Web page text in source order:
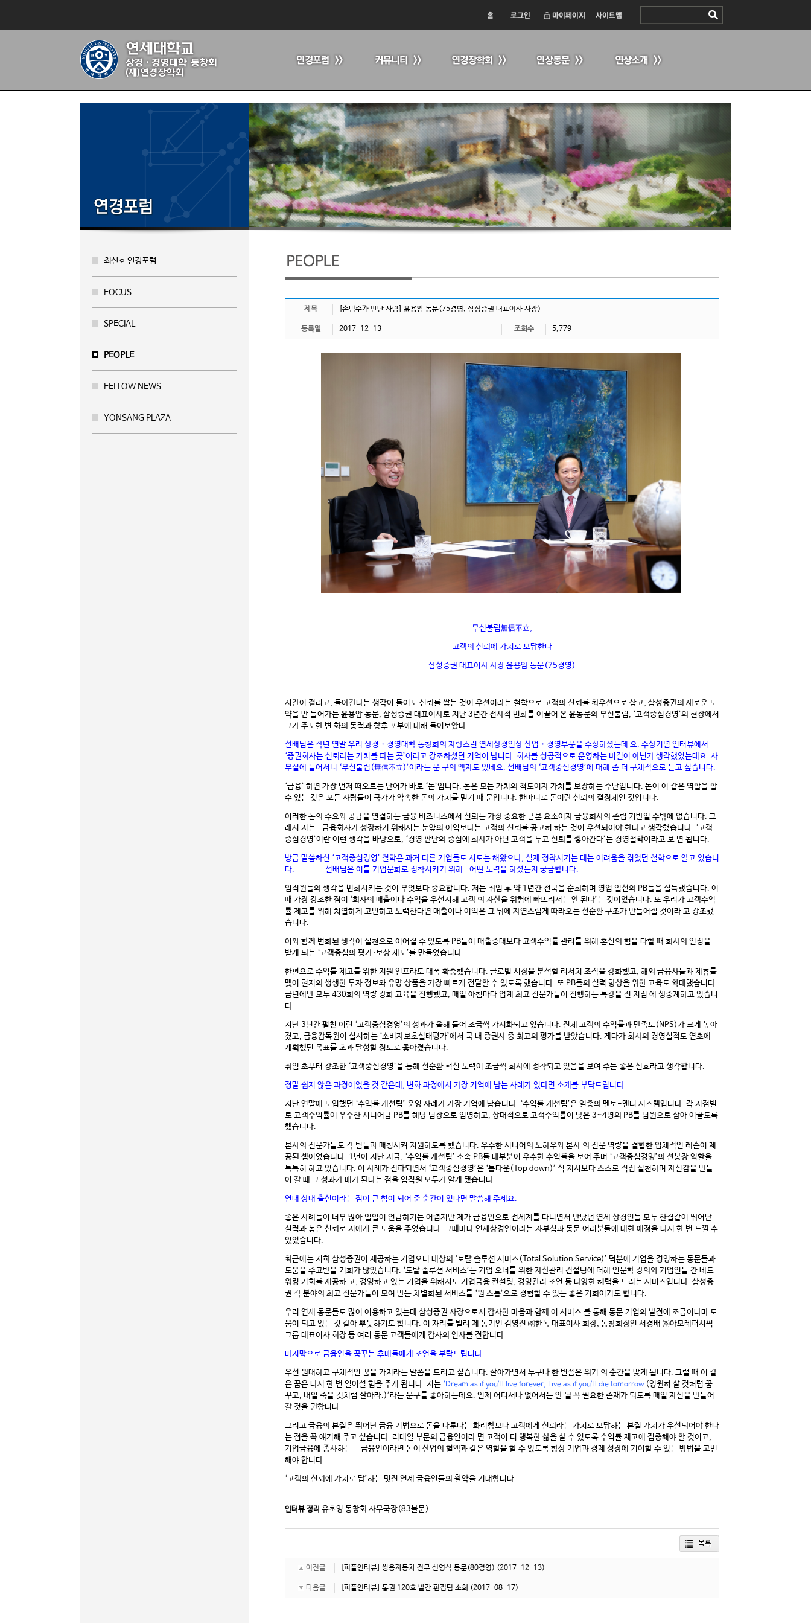
최신호 연경포럼
FOCUS
SPECIAL
PEOPLE
FELLOW NEWS
YONSANG PLAZA
제목 [손범수가 만난 사람] 윤용암 동문(75경영, 삼성증권 대표이사 사장)
등록일 2017-12-13 조회수 5,779
무신불립無信不立,
고객의 신뢰에 가치로 보답한다
삼성증권 대표이사 사장 윤용암 동문(75경영)
시간이 걸리고, 돌아간다는 생각이 들어도 신뢰를 쌓는 것이 우선이라는 철학으로 고객의 신뢰를 최우선으로 삼고, 삼성증권의 새로운 도
약을 만 들어가는 윤용암 동문, 삼성증권 대표이사로 지난 3년간 전사적 변화를 이끌어 온 윤동문의 무신불립, ‘고객중심경영’의 현장에서
그가 주도한 변 화의 동력과 향후 포부에 대해 들어보았다.
선배님은 작년 연말 우리 상경・경영대학 동창회의 자랑스런 연세상경인상 산업・경영부문을 수상하셨는데 요. 수상기념 인터뷰에서
‘증권회사는 신뢰라는 가치를 파는 곳’이라고 강조하셨던 기억이 납니다. 회사를 성공적으로 운영하는 비결이 아닌가 생각했었는데요. 사
무실에 들어서니 ‘무신불립(無信不立)’이라는 문 구의 액자도 있네요. 선배님의 ‘고객중심경영’에 대해 좀 더 구체적으로 듣고 싶습니다.
‘금융’ 하면 가장 먼저 떠오르는 단어가 바로 ‘돈’입니다. 돈은 모든 가치의 척도이자 가치를 보장하는 수단입니다. 돈이 이 같은 역할을 할
수 있는 것은 모든 사람들이 국가가 약속한 돈의 가치를 믿기 때 문입니다. 한마디로 돈이란 신뢰의 결정체인 것입니다.
이러한 돈의 수요와 공급을 연결하는 금융 비즈니스에서 신뢰는 가장 중요한 근본 요소이자 금융회사의 존립 기반일 수밖에 없습니다. 그
래서 저는 금융회사가 성장하기 위해서는 눈앞의 이익보다는 고객의 신뢰를 공고히 하는 것이 우선되어야 한다고 생각했습니다. ‘고객
중심경영’이란 이런 생각을 바탕으로, ‘경영 판단의 중심에 회사가 아닌 고객을 두고 신뢰를 쌓아간다’는 경영철학이라고 보 면 됩니다.
방금 말씀하신 ‘고객중심경영’ 철학은 과거 다른 기업들도 시도는 해왔으나, 실제 정착시키는 데는 어려움을 겪었던 철학으로 알고 있습니
다. 선배님은 이를 기업문화로 정착시키기 위해 어떤 노력을 하셨는지 궁금합니다.
임직원들의 생각을 변화시키는 것이 무엇보다 중요합니다. 저는 취임 후 약 1년간 전국을 순회하며 영업 일선의 PB들을 설득했습니다. 이
때 가장 강조한 점이 ‘회사의 매출이나 수익을 우선시해 고객 의 자산을 위험에 빠뜨려서는 안 된다’는 것이었습니다. 또 우리가 고객수익
률 제고를 위해 치열하게 고민하고 노력한다면 매출이나 이익은 그 뒤에 자연스럽게 따라오는 선순환 구조가 만들어질 것이라 고 강조했
습니다.
이와 함께 변화된 생각이 실천으로 이어질 수 있도록 PB들이 매출증대보다 고객수익률 관리를 위해 혼신의 힘을 다할 때 회사의 인정을
받게 되는 ‘고객중심의 평가·보상 제도’를 만들었습니다.
한편으로 수익률 제고를 위한 지원 인프라도 대폭 확충했습니다. 글로벌 시장을 분석할 리서치 조직을 강화했고, 해외 금융사들과 제휴를
맺어 현지의 생생한 투자 정보와 유망 상품을 가장 빠르게 전달할 수 있도록 했습니다. 또 PB들의 실력 향상을 위한 교육도 확대했습니다.
금년에만 모두 430회의 역량 강화 교육을 진행했고, 매일 아침마다 업계 최고 전문가들이 진행하는 특강을 전 지점 에 생중계하고 있습니
다.
지난 3년간 펼친 이런 ‘고객중심경영’의 성과가 올해 들어 조금씩 가시화되고 있습니다. 전체 고객의 수익률과 만족도(NPS)가 크게 높아
졌고, 금융감독원이 실시하는 ‘소비자보호실태평가’에서 국 내 증권사 중 최고의 평가를 받았습니다. 게다가 회사의 경영실적도 연초에
계획했던 목표를 초과 달성할 정도로 좋아졌습니다.
취임 초부터 강조한 ‘고객중심경영’을 통해 선순환 혁신 노력이 조금씩 회사에 정착되고 있음을 보여 주는 좋은 신호라고 생각합니다.
정말 쉽지 않은 과정이었을 것 같은데, 변화 과정에서 가장 기억에 남는 사례가 있다면 소개를 부탁드립니다.
지난 연말에 도입했던 ‘수익률 개선팀’ 운영 사례가 가장 기억에 남습니다. ‘수익률 개선팀’은 일종의 멘토-멘티 시스템입니다. 각 지점별
로 고객수익률이 우수한 시니어급 PB를 해당 팀장으로 임명하고, 상대적으로 고객수익률이 낮은 3~4명의 PB를 팀원으로 삼아 이끌도록
했습니다.
본사의 전문가들도 각 팀들과 매칭시켜 지원하도록 했습니다. 우수한 시니어의 노하우와 본사 의 전문 역량을 결합한 입체적인 레슨이 제
공된 셈이었습니다. 1년이 지난 지금, ‘수익률 개선팀’ 소속 PB들 대부분이 우수한 수익률을 보여 주며 ‘고객중심경영’의 선봉장 역할을
톡톡히 하고 있습니다. 이 사례가 전파되면서 ‘고객중심경영’은 ‘톱다운(Top down)’ 식 지시보다 스스로 직접 실천하며 자신감을 만들
어 갈 때 그 성과가 배가 된다는 점을 임직원 모두가 알게 됐습니다.
연대 상대 출신이라는 점이 큰 힘이 되어 준 순간이 있다면 말씀해 주세요.
좋은 사례들이 너무 많아 일일이 언급하기는 어렵지만 제가 금융인으로 전세계를 다니면서 만났던 연세 상경인들 모두 한결같이 뛰어난
실력과 높은 신뢰로 저에게 큰 도움을 주었습니다. 그때마다 연세상경인이라는 자부심과 동문 여러분들에 대한 애정을 다시 한 번 느낄 수
있었습니다.
최근에는 저희 삼성증권이 제공하는 기업오너 대상의 ‘토탈 솔루션 서비스(Total Solution Service)’ 덕분에 기업을 경영하는 동문들과
도움을 주고받을 기회가 많았습니다. ‘토탈 솔루션 서비스’는 기업 오너를 위한 자산관리 컨설팅에 더해 인문학 강의와 기업인들 간 네트
워킹 기회를 제공하 고, 경영하고 있는 기업을 위해서도 기업금융 컨설팅, 경영관리 조언 등 다양한 혜택을 드리는 서비스입니다. 삼성증
권 각 분야의 최고 전문가들이 모여 만든 차별화된 서비스를 ‘원 스톱’으로 경험할 수 있는 좋은 기회이기도 합니다.
우리 연세 동문들도 많이 이용하고 있는데 삼성증권 사장으로서 감사한 마음과 함께 이 서비스 를 통해 동문 기업의 발전에 조금이나마 도
움이 되고 있는 것 같아 뿌듯하기도 합니다. 이 자리를 빌려 제 동기인 김영진 ㈜한독 대표이사 회장, 동창회장인 서경배 ㈜아모레퍼시픽
그룹 대표이사 회장 등 여러 동문 고객들에게 감사의 인사를 전합니다.
마지막으로 금융인을 꿈꾸는 후배들에게 조언을 부탁드립니다.
우선 원대하고 구체적인 꿈을 가지라는 말씀을 드리고 싶습니다. 살아가면서 누구나 한 번쯤은 위기 의 순간을 맞게 됩니다. 그럴 때 이 같
은 꿈은 다시 한 번 일어설 힘을 주게 됩니다. 저는 ‘Dream as if you’ll live forever, Live as if you’ll die tomorrow (영원히 살 것처럼 꿈
꾸고, 내일 죽을 것처럼 살아라.)’라는 문구를 좋아하는데요. 언제 어디서나 없어서는 안 될 꼭 필요한 존재가 되도록 매일 자신을 만들어
갈 것을 권합니다.
그리고 금융의 본질은 뛰어난 금융 기법으로 돈을 다룬다는 화려함보다 고객에게 신뢰라는 가치로 보답하는 본질 가치가 우선되어야 한다
는 점을 꼭 얘기해 주고 싶습니다. 리테일 부문의 금융인이라 면 고객이 더 행복한 삶을 살 수 있도록 수익률 제고에 집중해야 할 것이고,
기업금융에 종사하는 금융인이라면 돈이 산업의 혈액과 같은 역할을 할 수 있도록 항상 기업과 경제 성장에 기여할 수 있는 방법을 고민
해야 합니다.
‘고객의 신뢰에 가치로 답’하는 멋진 연세 금융인들의 활약을 기대합니다.
인터뷰 정리 유초영 동창회 사무국장(83불문)
목록
이전글 [피플인터뷰] 쌍용자동차 전무 신영식 동문(80경영) (2017-12-13)
다음글 [피플인터뷰] 통권 120호 발간 편집팀 소회 (2017-08-17)